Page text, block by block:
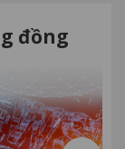
đồng